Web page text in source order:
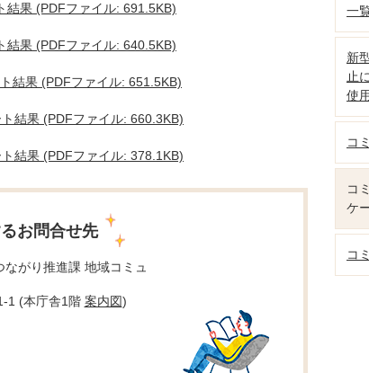
結果 (PDFファイル: 691.5KB)
結果 (PDFファイル: 640.5KB)
結果 (PDFファイル: 651.5KB)
結果 (PDFファイル: 660.3KB)
結果 (PDFファイル: 378.1KB)
お問合せ先
がり推進課 地域コミュ
1 (本庁舎1階 案内図)
一
新
止
使
コ
コ
ケ
コ